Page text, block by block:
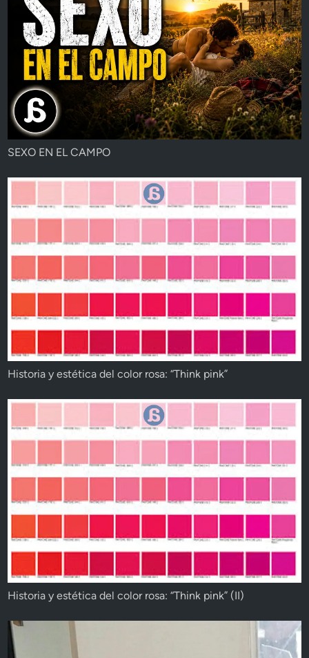
SEXO EN EL CAMPO
Historia y estética del color rosa: “Think pink”
Historia y estética del color rosa: “Think pink” (II)